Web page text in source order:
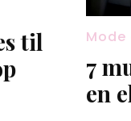
til
Mode
7
en